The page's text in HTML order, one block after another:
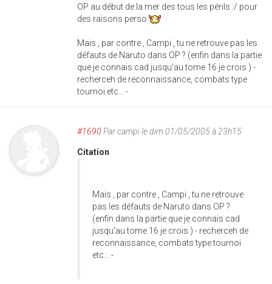
OP au début de la mer des tous les périls :/ pour
des raisons perso
Mais , par contre , Campi , tu ne retrouve pas les
défauts de Naruto dans OP ? (enfin dans la partie
que je connais cad jusqu'au tome 16 je crois ) -
recherceh de reconnaissance, combats type
tournoi etc... -
#1690 Parcampile dim 01/05/2005 à 23h15
Citation
Mais , par contre , Campi , tu ne retrouve
pas les défauts de Naruto dans OP ?
(enfin dans la partie que je connais cad
jusqu'au tome 16 je crois ) - recherceh de
reconnaissance, combats type tournoi
etc... -